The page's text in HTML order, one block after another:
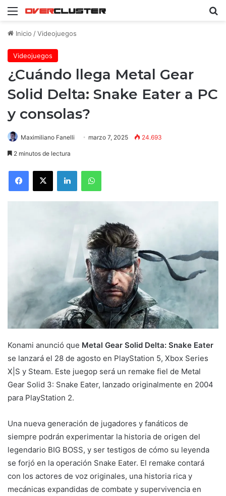
Menú
Inicio /Videojuegos
Videojuegos
¿Cuándo llega Metal Gear
Solid Delta: Snake Eater a PC
y consolas?
Maximiliano Fanelli marzo 7, 2025 24.693
2 minutos de lectura
Facebook
X LinkedInWhatsApp
Konami anunció que Metal Gear Solid Delta: Snake Eater
se lanzará el 28 de agosto en PlayStation 5, Xbox Series
X|S y Steam. Este juegop será un remake fiel de Metal
Gear Solid 3: Snake Eater, lanzado originalmente en 2004
para PlayStation 2.
Una nueva generación de jugadores y fanáticos de
siempre podrán experimentar la historia de origen del
legendario BIG BOSS, y ser testigos de cómo su leyenda
se forjó en la operación Snake Eater. El remake contará
con los actores de voz originales, una historia rica y
mecánicas expandidas de combate y supervivencia en